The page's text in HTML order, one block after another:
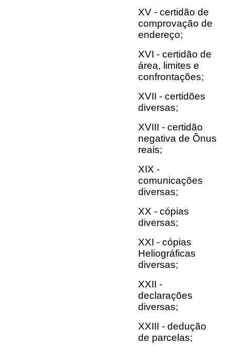
XV - certidão de
comprovação de
endereço;
XVI - certidão de
área, limites e
confrontações;
XVII - certidões
diversas;
XVIII - certidão
negativa de Ônus
reais;
XIX -
comunicações
diversas;
XX - cópias
diversas;
XXI - cópias
Heliográficas
diversas;
XXII -
declarações
diversas;
XXIII - dedução
de parcelas;